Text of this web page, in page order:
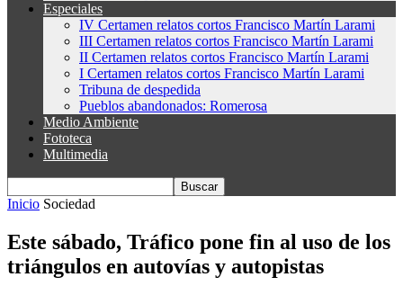
Especiales
IV Certamen relatos cortos Francisco Martín Larami
III Certamen relatos cortos Francisco Martín Larami
II Certamen relatos cortos Francisco Martín Larami
I Certamen relatos cortos Francisco Martín Larami
Tribuna de despedida
Pueblos abandonados: Romerosa
Medio Ambiente
Fototeca
Multimedia
Inicio Sociedad
Este sábado, Tráfico pone fin al uso de los
triángulos en autovías y autopistas